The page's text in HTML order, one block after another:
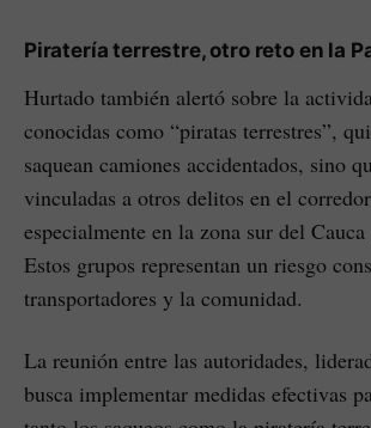
Piratería terrestre, otro reto en la
Hurtado también alertó sobre la
conocidas como “piratas terrestres”,
saquean camiones accidentados, sino
vinculadas a otros delitos en el
especialmente en la zona sur del
Estos grupos representan un riesgo
transportadores y la comunidad.
La reunión entre las autoridades,
busca implementar medidas efectivas